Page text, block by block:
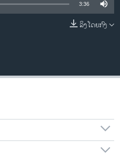
3:36
ລິງໂດຍກົງ